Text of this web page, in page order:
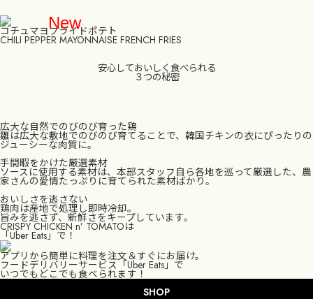
GRAND MENU
SHOP
FOOD BRAND SHARING SERVICE
MOBILE ORDER
RECRUIT
CONTACT
New
コチュマヨフライドポテト
CHILI PEPPER MAYONNAISE FRENCH FRIES
安心しておいしく食べられる
３つの秘密
広大な自然でのびのび育った鶏
雛は広大な敷地でのびのび育てることで、韓国チキンの衣にぴったりの
ジューシーな肉質に。
手間暇をかけた厳選素材
ソースに使用する素材は、本部スタッフ自ら各地を巡って厳選した、農
家さんの愛情たっぷりに育てられた素材ばかり。
おいしさを逃さない
鶏肉は産地で処理し即時冷却。
旨みを逃さず、新鮮さをキープしています。
CRISPY CHICKEN n’ TOMATOは
「Uber Eats」で！
アプリから簡単に料理を注文＆すぐにお届け。
フードデリバリーサービス「Uber Eats」で
いつでもどこでも食べられます！
SHOP